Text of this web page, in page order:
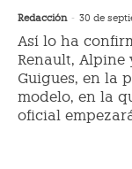
Redacción - 30 de
Así lo ha
Renault, Alpine
Guigues, en la
modelo, en la
oficial